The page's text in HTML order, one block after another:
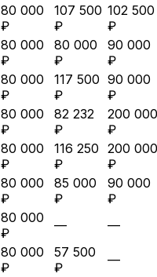
80 000
₽
107 500
₽
102 500
₽
80 000
₽
80 000
₽
90 000
₽
80 000
₽
117 500
₽
90 000
₽
80 000
₽
82 232
₽
200 000
₽
80 000
₽
116 250
₽
200 000
₽
80 000
₽
85 000
₽
90 000
₽
80 000
₽
— —
80 000
₽
57 500
₽
—